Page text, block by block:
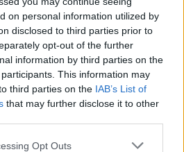
on personal information utilized by
disclosed to third parties prior to
opt-out of the further
information by third parties on the
participants. This information may
third parties on the IAB’s List of
that may further disclose it to other
Opt Outs